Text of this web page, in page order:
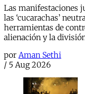
Las manifestaciones
las ‘cucarachas’
herramientas de
alienación y la
por Aman Sethi
/ 5 Aug 2026